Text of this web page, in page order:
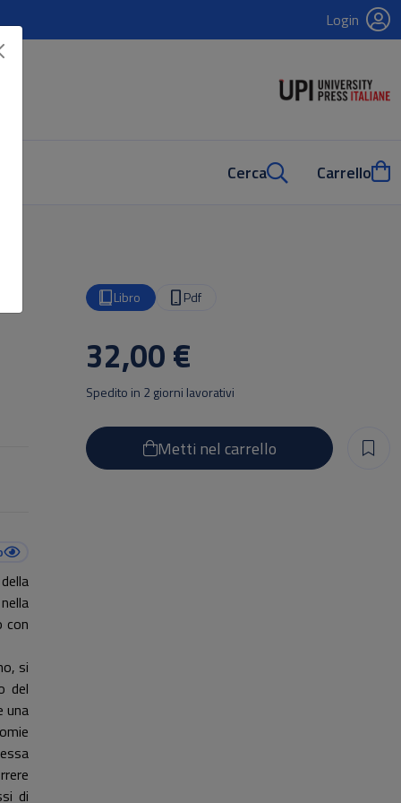
Login
Cerca Carrello
con
si
del
una
di
Libro Pdf
32,00 €
Metti nel carrello
Spedito in 2 giorni lavorativi